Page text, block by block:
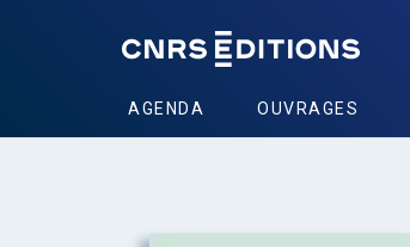
AGENDA OUVRAGES